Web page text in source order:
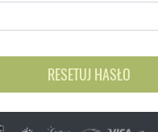
RESETUJ HASŁO